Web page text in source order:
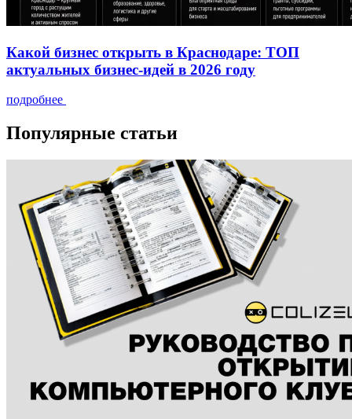
Какой бизнес открыть в Краснодаре: ТОП
актуальных бизнес-идей в 2026 году
подробнее
Популярные статьи